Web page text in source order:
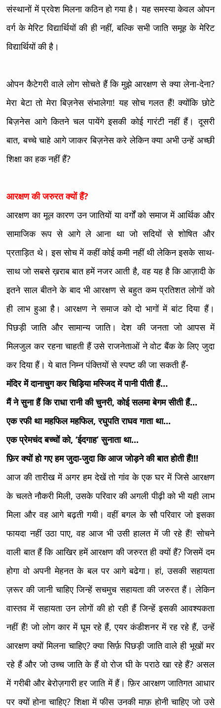
संस्थानों में प्रवेश मिलना कठिन हो गया है। यह समस्या केवल ओपन
वर्ग के मेरिट विद्यार्थियों की ही नहीं, बल्कि सभी जाति समूह के मेरिट
विद्यार्थियों की है।
ओपन कैटेगरी वाले लोग सोचते हैं कि मुझे आरक्षण से क्या लेना-देना?
मेरा बेटा तो मेरा बिज़नेस संभालेगा! यह सोच गलत हैं! क्योंकि छोटे
बिज़नेस आगे कितने चल पायेंगे इसकी कोई गारंटी नहीं हैं। दूसरी
बात, बच्चे चाहे आगे जाकर बिज़नेस करे लेकिन क्या अभी उन्हें अच्छी
शिक्षा का हक नहीं हैं?
आरक्षण की जरुरत क्यों हैं?
आरक्षण का मूल कारण उन जातियों या वर्गों को समाज में आर्थिक और
सामाजिक रूप से आगे ले आना था जो सदियों से शोषित और
प्रताड़ित थे। इस सोच में कहीं कोई कमी नहीं थी लेकिन इसके साथ-
साथ जो सबसे ख़राब बात हमें नजर आती है, वह यह है कि आज़ादी के
इतने साल बीतने के बाद भी आरक्षण से बहुत कम प्रतिशत लोगों को
ही लाभ हुआ है। आरक्षण ने समाज को दो भागों में बांट दिया हैं।
पिछड़ी जाति और सामान्य जाति। देश की जनता जो आपस में
मिलजुल कर रहना चाहती हैं उसे राजनेताओं ने वोट बैंक के लिए जुदा
कर दिया हैं। ये बात निम्न पंक्तियों से स्पष्ट की जा सकती हैं-
मंदिर में दानाचुग कर चिड़िया मस्जिद में पानी पीती हैं…
मैं ने सुना हैं कि राधा रानी की चुनरी, कोई सलमा बेगम सीती हैं...
एक रफी था महफिल महफिल, रघुपति राघव गाता था...
एक प्रेमचंद बच्चों को, ‘ईदगाह’ सुनाता था...
फ़िर क्यों हो गए हम जुदा-जुदा कि आज जोड़ने की बात होती हैं!!!
आज की तारीख में अगर हम देखें तो गांव के एक घर में जिसे आरक्षण
के चलते नौकरी मिली, उसके परिवार की अगली पीढ़ी को भी यही लाभ
मिला और वह आगे बढ़ती गयी। वहीं बगल के सौ परिवार जो इसका
फायदा नहीं उठा पाए, वह आज भी उसी हालत में जी रहे हैं! सोचने
वाली बात हैं कि आखिर हमें आरक्षण की जरुरत ही क्यों हैं? जिसमें दम
होगा वो अपनी मेहनत के बल पर आगे बढेगा। हां, उसकी सहायता
ज़रूर की जानी चाहिए जिन्हें सचमुच सहायता की जरुरत हैं। लेकिन
वास्तव में सहायता उन लोगों की हो रही हैं जिन्हें इसकी आवश्यकता
नहीं हैं! जो लोग कार में घूम रहे हैं, एयर कंडीशनर में रह रहे हैं, उन्हें
आरक्षण क्यों मिलना चाहिए? क्या सिर्फ़ पिछड़ी जाति वाले ही भूखों मर
रहे हैं और जो उच्च जाति के हैं वो रोज घी के पराठे खा रहे हैं? असल
में गरीबी और बेरोज़गारी हर जाति में हैं। फ़िर आरक्षण जातिगत आधार
पर क्यों होना चाहिए? शिक्षा में फीस उनकी माफ़ होनी चाहिए जो उसे